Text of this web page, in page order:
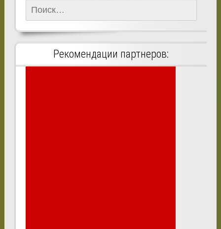
Найти:
Рекомендации партнеров: